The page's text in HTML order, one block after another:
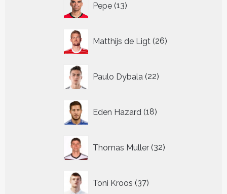
Pepe 13
producten
Matthijs de Ligt 26
producten
Paulo Dybala 22
producten
Eden Hazard 18
producten
Thomas Muller 32
producten
Toni Kroos 37
producten